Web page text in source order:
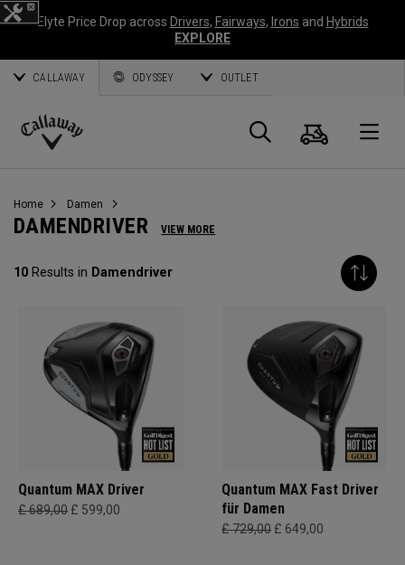
Elyte Price Drop across Drivers, Fairways, Irons and Hybrids
EXPLORE
CALLAWAY ODYSSEY OUTLET
Callaway
Suche
Home Damen
DAMENDRIVER VIEW MORE
10 Results in Damendriver
Quantum MAX Driver
£ 689,00 £ 599,00
Quantum MAX Fast Driver
für Damen
£ 729,00 £ 649,00